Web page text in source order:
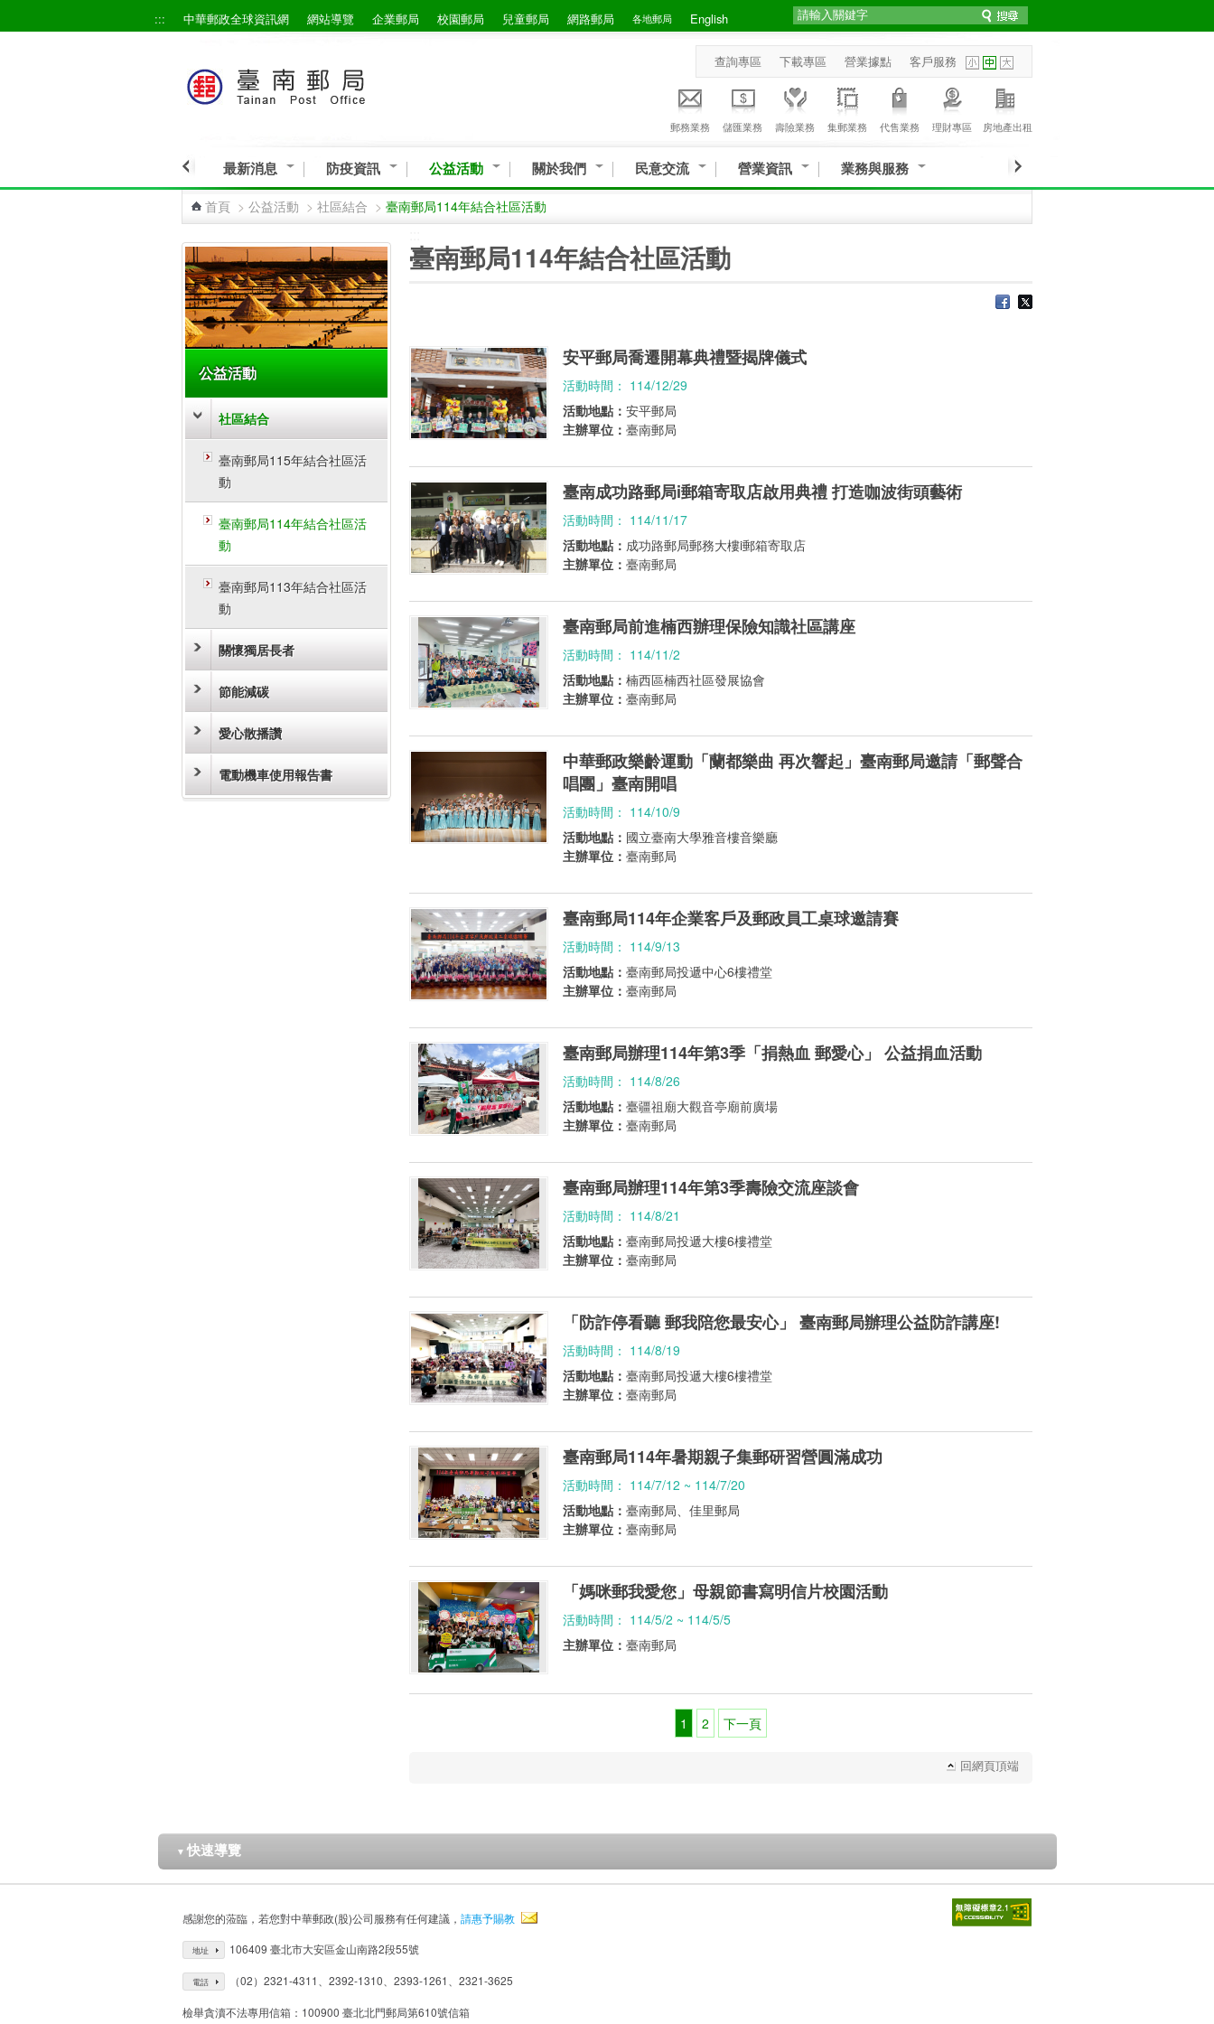
::: 中華郵政全球資訊網 網站導覽 企業郵局 校園郵局 兒童郵局 網路郵局 各地郵局 English
查詢專區 下載專區 營業據點 客戶服務
郵務業務 儲匯業務 壽險業務 集郵業務 代售業務 理財專區 房地產出租
最新消息 防疫資訊 公益活動 關於我們 民意交流 營業資訊 業務與服務
首頁 > 公益活動 > 社區結合 > 臺南郵局114年結合社區活動
公益活動
社區結合
臺南郵局115年結合社區活
動
臺南郵局114年結合社區活
動
臺南郵局113年結合社區活
動
關懷獨居長者
節能減碳
愛心散播讚
電動機車使用報告書
臺南郵局114年結合社區活動
安平郵局喬遷開幕典禮暨揭牌儀式
活動時間： 114/12/29
活動地點： 安平郵局
主辦單位： 臺南郵局
臺南成功路郵局i郵箱寄取店啟用典禮 打造咖波街頭藝術
活動時間： 114/11/17
活動地點： 成功路郵局郵務大樓i郵箱寄取店
主辦單位： 臺南郵局
臺南郵局前進楠西辦理保險知識社區講座
活動時間： 114/11/2
活動地點： 楠西區楠西社區發展協會
主辦單位： 臺南郵局
中華郵政樂齡運動「蘭都樂曲 再次響起」臺南郵局邀請「郵聲合
唱團」臺南開唱
活動時間： 114/10/9
活動地點： 國立臺南大學雅音樓音樂廳
主辦單位： 臺南郵局
臺南郵局114年企業客戶及郵政員工桌球邀請賽
活動時間： 114/9/13
活動地點： 臺南郵局投遞中心6樓禮堂
主辦單位： 臺南郵局
臺南郵局辦理114年第3季「捐熱血 郵愛心」 公益捐血活動
活動時間： 114/8/26
活動地點： 臺疆祖廟大觀音亭廟前廣場
主辦單位： 臺南郵局
臺南郵局辦理114年第3季壽險交流座談會
活動時間： 114/8/21
活動地點： 臺南郵局投遞大樓6樓禮堂
主辦單位： 臺南郵局
「防詐停看聽 郵我陪您最安心」 臺南郵局辦理公益防詐講座!
活動時間： 114/8/19
活動地點： 臺南郵局投遞大樓6樓禮堂
主辦單位： 臺南郵局
臺南郵局114年暑期親子集郵研習營圓滿成功
活動時間： 114/7/12 ~ 114/7/20
活動地點： 臺南郵局、佳里郵局
主辦單位： 臺南郵局
「媽咪郵我愛您」母親節書寫明信片校園活動
活動時間： 114/5/2 ~ 114/5/5
主辦單位： 臺南郵局
1 2 下一頁
回網頁頂端
▼ 快速導覽
感謝您的蒞臨，若您對中華郵政(股)公司服務有任何建議， 請惠予賜教
地址 106409 臺北市大安區金山南路2段55號
電話 （02）2321-4311、2392-1310、2393-1261、2321-3625
檢舉貪瀆不法專用信箱：100900 臺北北門郵局第610號信箱